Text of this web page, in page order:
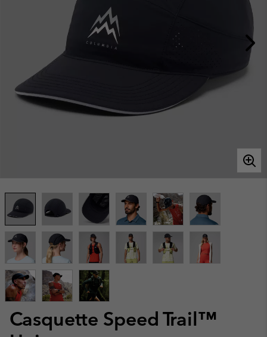
Casquette Speed Trail™